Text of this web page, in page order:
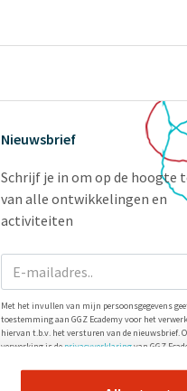
Nieuwsbrief
Schrijf je in om op de hoogte
van alle ontwikkelingen en
activiteiten
Met het invullen van mijn persoonsgegevens
toestemming aan GGZ Ecademy voor het
hiervan t.b.v. het versturen van de nieuwsbrief.
verwerking is de privacyverklaringvan GGZ